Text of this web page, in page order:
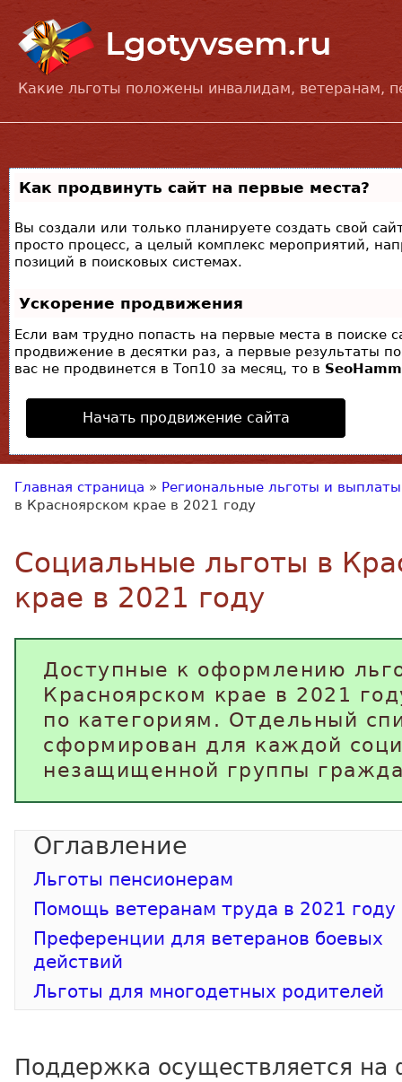
Какие льготы положены инвалидам, ветеранам,
Как продвинуть сайт на первые места?
Вы создали или только планируете создать свой
просто процесс, а целый комплекс мероприятий,
позиций в поисковых системах.
Ускорение продвижения
Если вам трудно попасть на первые места в поиске
продвижение в десятки раз, а первые результаты
вас не продвинется в Топ10 за месяц, то в
Начать продвижение сайта
Главная страница » Региональные льготы и выплаты
в Красноярском крае в 2021 году
Социальные льготы в
крае в 2021 году
Доступные к оформлению
Красноярском крае в 2021
по категориям. Отдельный
сформирован для каждой
незащищенной группы
Льготы пенсионерам
Помощь ветеранам труда в 2021 году
Преференции для ветеранов боевых
действий
Льготы для многодетных родителей
Поддержка осуществляется на